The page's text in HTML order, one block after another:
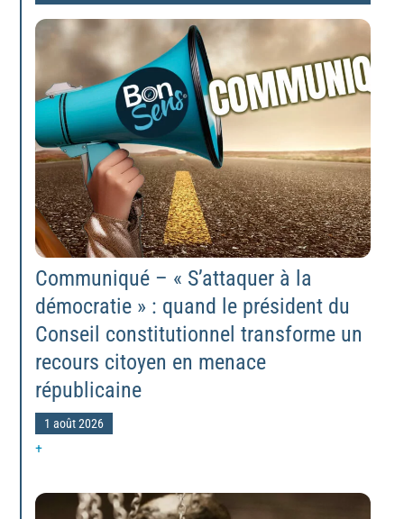
Communiqué – « S’attaquer à la
démocratie » : quand le président du
Conseil constitutionnel transforme un
recours citoyen en menace
républicaine
1 août 2026
+